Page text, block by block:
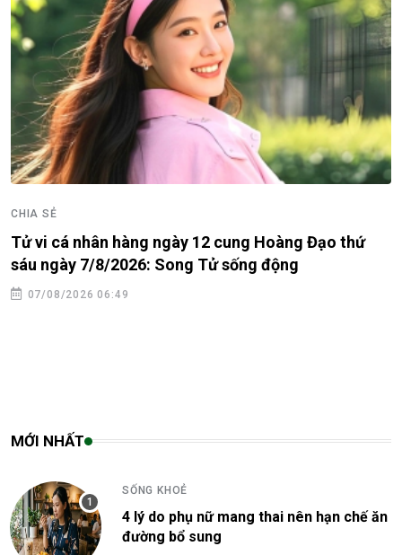
CHIA SẺ
Tử vi cá nhân hàng ngày 12 cung Hoàng Đạo thứ
sáu ngày 7/8/2026: Song Tử sống động
07/08/2026 06:49
MỚI NHẤT
SỐNG KHOẺ
4 lý do phụ nữ mang thai nên hạn chế ăn
đường bổ sung